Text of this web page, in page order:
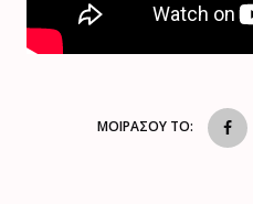
ΜΟΙΡΑΣΟΥ ΤΟ: